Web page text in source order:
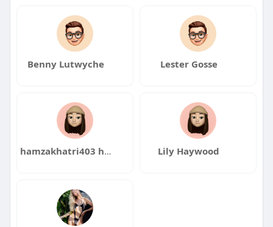
Benny Lutwyche Lester Gosse
hamzakhatri403 hamzakhatri403 Lily Haywood